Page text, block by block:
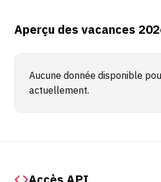
Aperçu des vacances
Aucune donnée disponible
actuellement.